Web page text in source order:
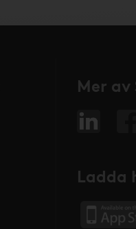
Mer
Ladda